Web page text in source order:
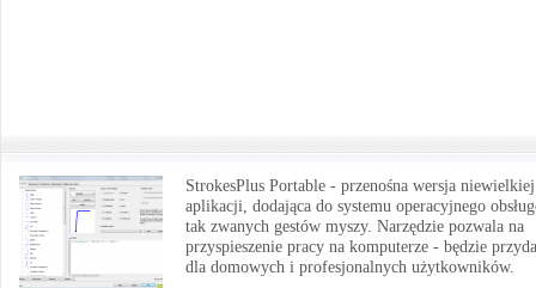
StrokesPlus Portable - przenośna wersja niewielkiej
aplikacji, dodająca do systemu operacyjnego
tak zwanych gestów myszy. Narzędzie pozwala na
przyspieszenie pracy na komputerze - będzie
dla domowych i profesjonalnych użytkowników.